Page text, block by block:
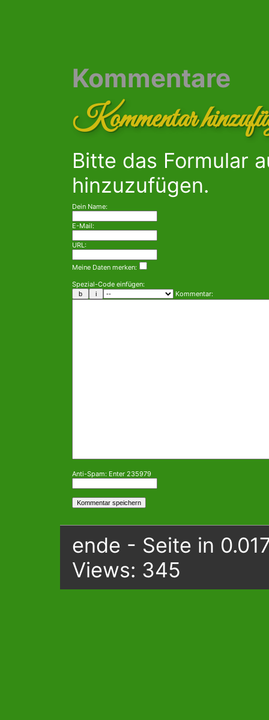
Kommentare
Kommentar
Bitte das Formular
hinzuzufügen.
Dein Name:
E-Mail:
URL:
Meine Daten merken:
Spezial-Code einfügen:
Kommentar:
Anti-Spam: Enter 235979
ende - Seite in
Views: 345